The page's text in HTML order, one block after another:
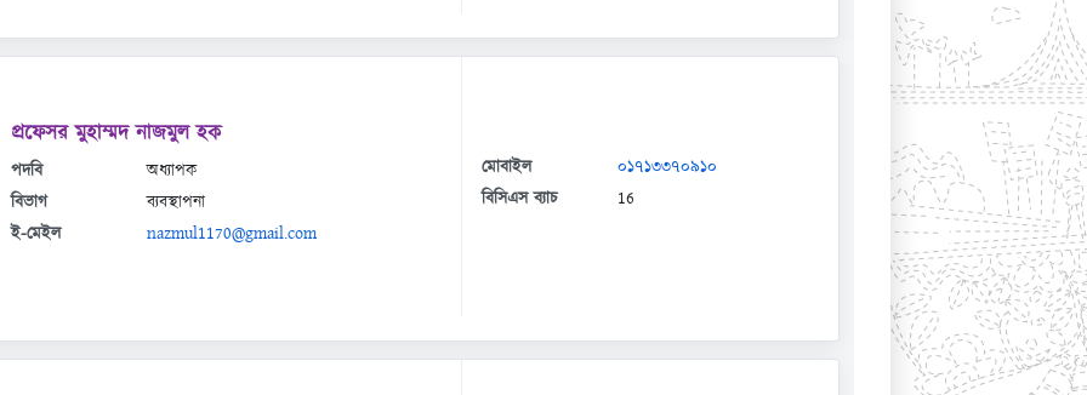
প্রফেসর মুহাম্মদ নাজমুল হক
পদবি
অধ্যাপক
বিভাগ
ব্যবস্থাপনা
ই-মেইল
nazmul1170@gmail.com
মোবাইল
০১৭১৩৩৭০৯১০
বিসিএস ব্যাচ
16